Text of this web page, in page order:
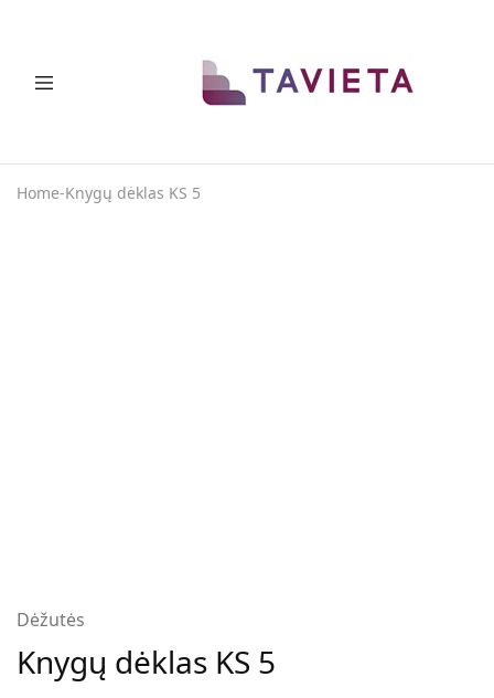
Home-Knygų dėklas KS 5
Dėžutės
Knygų dėklas KS 5